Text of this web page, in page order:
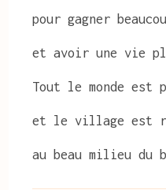
pour gagner
et avoir une vie
Tout le monde
et le village est
au beau milieu du